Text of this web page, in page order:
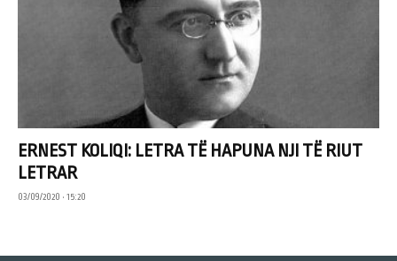
ERNEST KOLIQI: LETRA TË HAPUNA NJI TË RIUT
LETRAR
03/09/2020 • 15:20